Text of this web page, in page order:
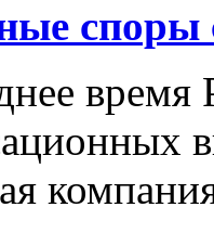
время